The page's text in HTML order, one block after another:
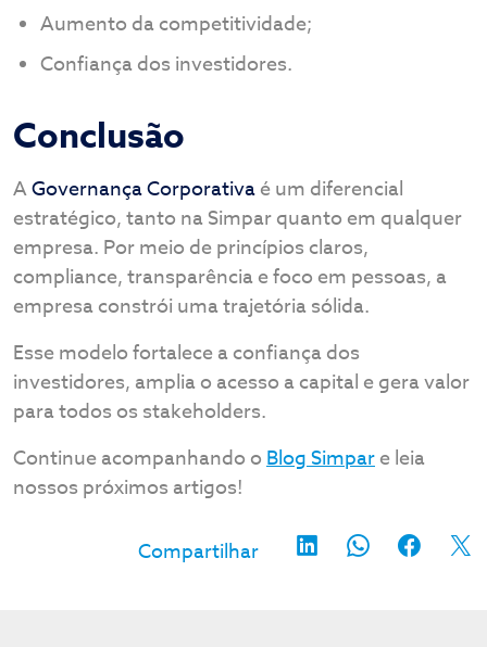
Aumento da competitividade;
Confiança dos investidores.
Conclusão
AGovernança Corporativaé um diferencial
estratégico, tanto na Simpar quanto em qualquer
empresa. Por meio de princípios claros,
compliance, transparência e foco em pessoas, a
empresa constrói uma trajetória sólida.
Esse modelo fortalece a confiança dos
investidores, amplia o acesso a capital e gera valor
para todos os stakeholders.
Continue acompanhando oBlog Simpare leia
nossos próximos artigos!